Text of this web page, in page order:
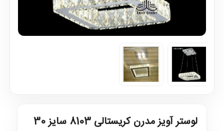
لوستر آویز مدرن کریستالی 8103 سایز 30